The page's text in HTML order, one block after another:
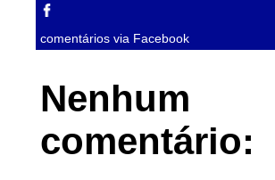
comentários via Facebook
Nenhum
comentário: